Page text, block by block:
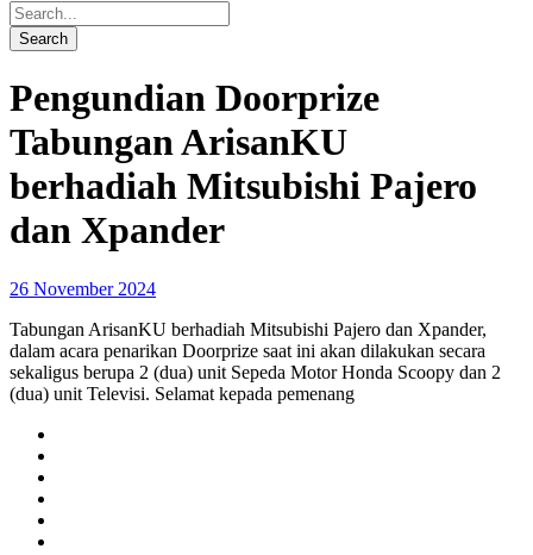
Pengundian Doorprize
Tabungan ArisanKU
berhadiah Mitsubishi Pajero
dan Xpander
26 November 2024
Tabungan ArisanKU berhadiah Mitsubishi Pajero dan Xpander,
dalam acara penarikan Doorprize saat ini akan dilakukan secara
sekaligus berupa 2 (dua) unit Sepeda Motor Honda Scoopy dan 2
(dua) unit Televisi. Selamat kepada pemenang